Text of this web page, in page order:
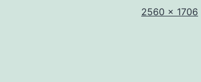
Tamaño
2560 × 1706